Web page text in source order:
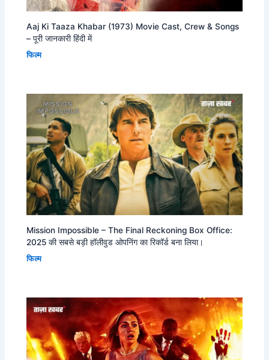
Aaj Ki Taaza Khabar (1973) Movie Cast, Crew & Songs
– पूरी जानकारी हिंदी में
फिल्म
Mission Impossible – The Final Reckoning Box Office:
2025 की सबसे बड़ी हॉलीवुड ओपनिंग का रिकॉर्ड बना लिया।
फिल्म